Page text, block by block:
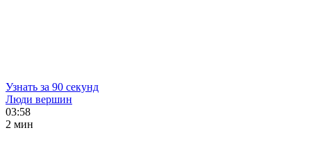
Узнать за 90 секунд
Люди вершин
03:58
2 мин